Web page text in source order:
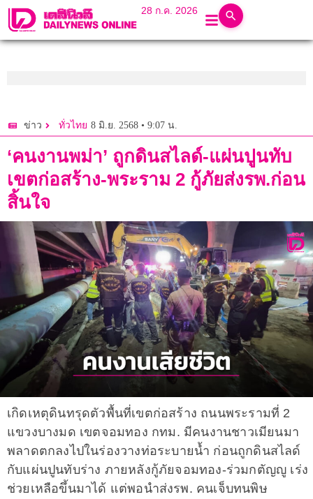
28 ก.ค. 2026
ข่าว ทั่วไทย 8 มิ.ย. 2568 • 9:07 น.
‘คนงานพม่า’ ถูกดินสไลด์-แผ่นปูนทับ
เขตก่อสร้าง-พระราม 2 กู้ภัยส่งรพ.ก่อน
สิ้นใจ
เกิดเหตุดินทรุดตัวพื้นที่เขตก่อสร้าง ถนนพระรามที่ 2
แขวงบางมด เขตจอมทอง กทม. มีคนงานชาวเมียนมา
พลาดตกลงไปในร่องวางท่อระบายน้ำ ก่อนถูกดินสไลด์
กับแผ่นปูนทับร่าง ภายหลังกู้ภัยจอมทอง-ร่วมกตัญญู เร่ง
ช่วยเหลือขึ้นมาได้ แต่พอนำส่งรพ. คนเจ็บทนพิษ